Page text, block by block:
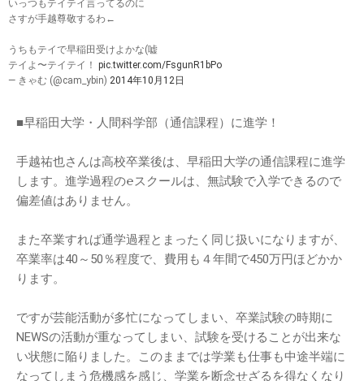
いっつもテイテイ言ってるのに
さすが手越尊敬するわ←
うちもテイで早稲田受けよかな(嘘
テイよ〜テイテイ！ pic.twitter.com/FsgunR1bPo
— きゃむ (@cam_ybin) 2014年10月12日
■早稲田大学・人間科学部（通信課程）に進学！
手越祐也さんは高校卒業後は、早稲田大学の通信課程に進学
します。進学過程の℮スクールは、無試験で入学できるので
偏差値はありません。
また卒業すれば通学過程とまったく同じ扱いになりますが、
卒業率は40～50％程度で、費用も４年間で450万円ほどかか
ります。
ですが芸能活動が多忙になってしまい、卒業試験の時期に
NEWSの活動が重なってしまい、試験を受けることが出来な
い状態に陥りました。このままでは学業も仕事も中途半端に
なってしまう危機感を感じ、学業を断念せざるを得なくなり